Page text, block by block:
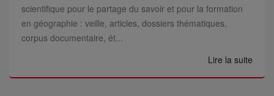
scientifique pour le partage du savoir et pour la formation
en géographie : veille, articles, dossiers thématiques,
corpus documentaire, ét...
Lire la suite